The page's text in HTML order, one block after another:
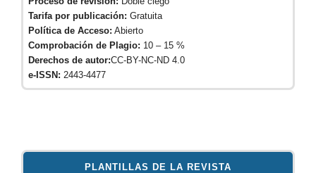
Tarifa por publicación: Gratuita
Política de Acceso: Abierto
Comprobación de Plagio: 10 – 15 %
Derechos de autor:CC-BY-NC-ND 4.0
e-ISSN: 2443-4477
PLANTILLAS DE LA REVISTA